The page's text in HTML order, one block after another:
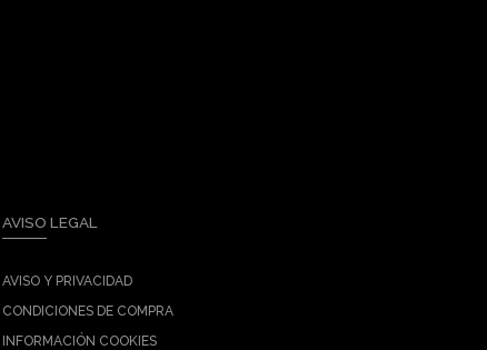
AVISO LEGAL
AVISO Y PRIVACIDAD
CONDICIONES DE COMPRA
INFORMACIÓN COOKIES